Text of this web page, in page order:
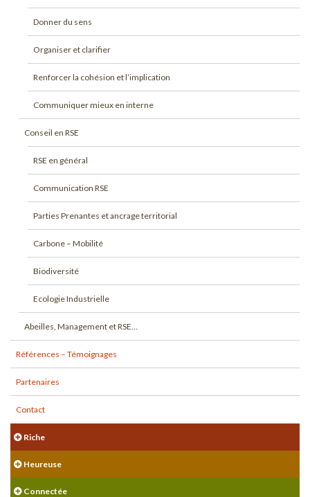
Donner du sens
Organiser et clarifier
Renforcer la cohésion et l’implication
Communiquer mieux en interne
Conseil en RSE
RSE en général
Communication RSE
Parties Prenantes et ancrage territorial
Carbone – Mobilité
Biodiversité
Ecologie Industrielle
Abeilles, Management et RSE…
Références – Témoignages
Partenaires
Contact
Riche
Heureuse
Connectée